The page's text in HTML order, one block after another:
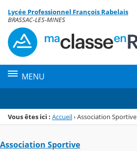
Menu de la rubrique
Contenu
Lycée Professionnel François Rabelais
BRASSAC-LES-MINES
MENU
Vous êtes ici : Accueil›Association Sportive
Association Sportive